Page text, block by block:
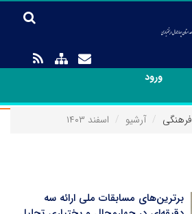
ورود
فرهنگی آرشیو اسفند ۱۴۰۳
برترین‌های مسابقات ملی ارائه سه